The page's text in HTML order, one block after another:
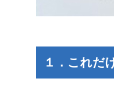
１．これだ